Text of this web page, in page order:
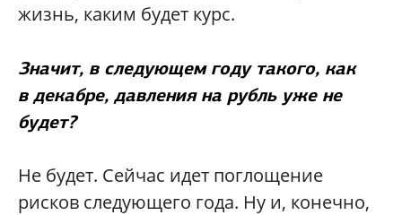
жизнь, каким будет курс.
Значит, в следующем году такого, как
в декабре, давления на рубль уже не
будет?
Не будет. Сейчас идет поглощение
рисков следующего года. Ну и, конечно,